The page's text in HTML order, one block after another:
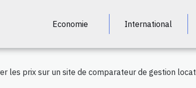
Economie International
les prix sur un site de comparateur de gestion